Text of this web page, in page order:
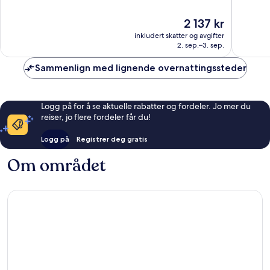
Prisen
2 137 kr
2 137 kr
inkludert skatter og avgifter
2. sep.–3. sep.
Sammenlign med lignende overnattingssteder
Logg på for å se aktuelle rabatter og fordeler. Jo mer du
reiser, jo flere fordeler får du!
Logg på Registrer deg gratis
Om området